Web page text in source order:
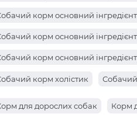
корм основний
корм основний
корм основний
корм основний
корм холістик
для дорослих собак Корм